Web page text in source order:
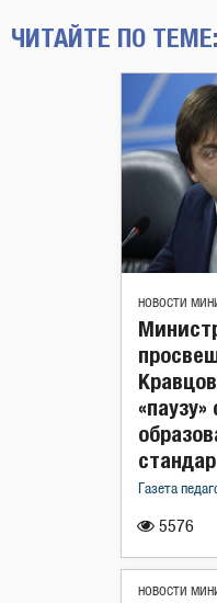
ЧИТАЙТЕ ПО ТЕМЕ:
НОВОСТИ
5576
Газета
НОВОСТИ